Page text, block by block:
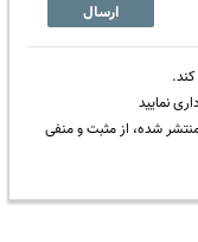
ارسال
نمایید
شده، از مثبت و منفی